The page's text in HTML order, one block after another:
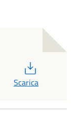
Scarica